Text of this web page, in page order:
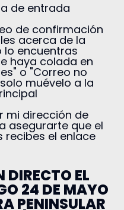
de entrada
de confirmación
acerca de la
lo encuentras
haya colada en
o "Correo no
muévelo a la
mi dirección de
asegurarte que el
el enlace
DIRECTO EL
24 DE MAYO
PENINSULAR